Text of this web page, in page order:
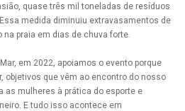
quase três mil toneladas de resíduos
medida diminuiu extravasamentos de
praia em dias de chuva forte.
em 2022, apoiamos o evento porque
objetivos que vêm ao encontro do nosso
as mulheres à prática do esporte e
E tudo isso acontece em